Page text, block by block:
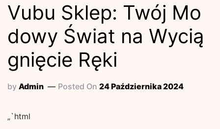
Vubu Sklep: Twój Mo
dowy Świat na Wycią
gnięcie Ręki
by Admin Posted On 24 Października 2024
„`html